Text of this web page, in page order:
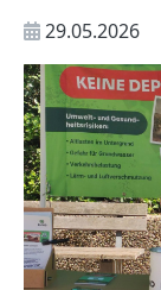
29.05.2026